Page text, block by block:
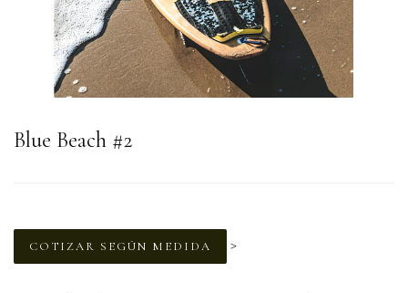
Blue Beach #2
COTIZAR SEGÚN MEDIDA >